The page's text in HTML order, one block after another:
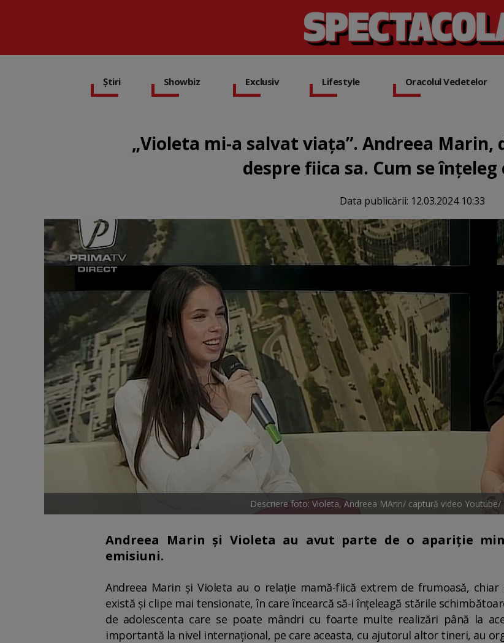
Știri Showbiz Exclusiv Lifestyle Oracolul Vedetelor
„Violeta mi-a salvat viața”. Andreea
despre fiica sa. Cum se înțeleg
Data publicării: 12.03.2024 10:33
Descriere foto: Violeta, Andreea MArin/ captură video Youtube/
Andreea Marin și Violeta au avut parte de o apariție
emisiuni.
Andreea Marin și Violeta au o relație mamă-fiică extrem de frumoasă,
există și clipe mai tensionate, în care încearcă să-i înțeleagă stările
de adolescenta care se poate mândri cu foarte multe realizări până la
importantă la nivel internațional, pe care aceasta, cu ajutorul altor tineri, au